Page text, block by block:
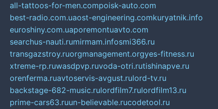
all-tattoos-for-men.compoisk-auto.com
best-radio.com.uaost-engineering.comkuryatnik.info
euroshiny.com.uaporemontuavto.com
searchus-nauti.rumirmam.infosmi366.ru
transgazstroy.ruorgmanagement.orgyes-fitness.ru
xtreme-rp.ruwasdpvp.ruvoda-otri.rutishinapve.ru
orenferma.ruavtoservis-avgust.rulord-tv.ru
backstage-682-music.rulordfilm7.rulordfilm13.ru
prime-cars63.ruun-believable.rucodetool.ru